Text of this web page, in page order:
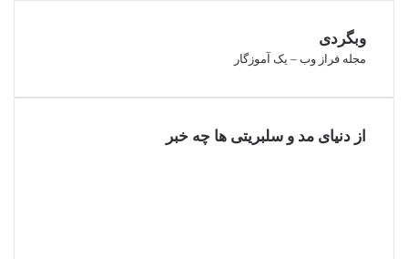
وبگردی
مجله فراز وب – یک آموزگار
از دنیای مد و سلبریتی ها چه خبر